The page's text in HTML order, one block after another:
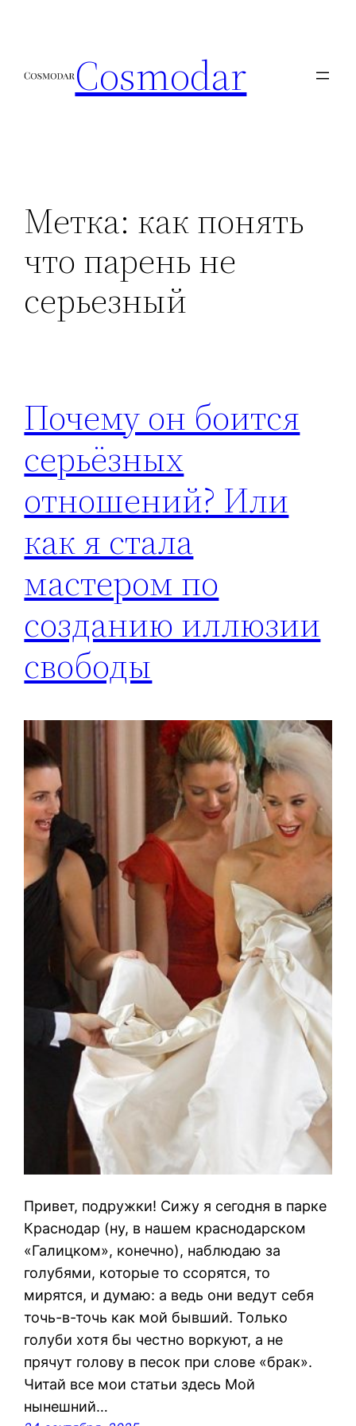
содержимомуCosmodar
Метка: как понять
что парень не
серьезный
Почему он боится
серьёзных
отношений? Или
как я стала
мастером по
созданию иллюзии
свободы
Привет, подружки! Сижу я сегодня в парке
Краснодар (ну, в нашем краснодарском
«Галицком», конечно), наблюдаю за
голубями, которые то ссорятся, то
мирятся, и думаю: а ведь они ведут себя
точь-в-точь как мой бывший. Только
голуби хотя бы честно воркуют, а не
прячут голову в песок при слове «брак».
Читай все мои статьи здесь Мой
нынешний…